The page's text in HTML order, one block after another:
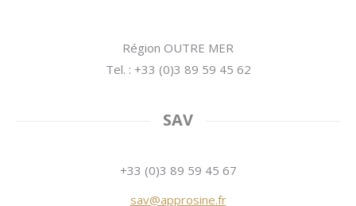
Région OUTRE MER
Tel. : +33 (0)3 89 59 45 62
SAV
+33 (0)3 89 59 45 67
sav@approsine.fr